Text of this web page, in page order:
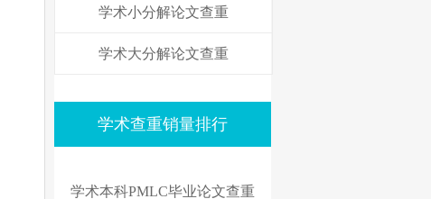
学术小分解论文查重
学术大分解论文查重
学术查重销量排行
学术本科PMLC毕业论文查重